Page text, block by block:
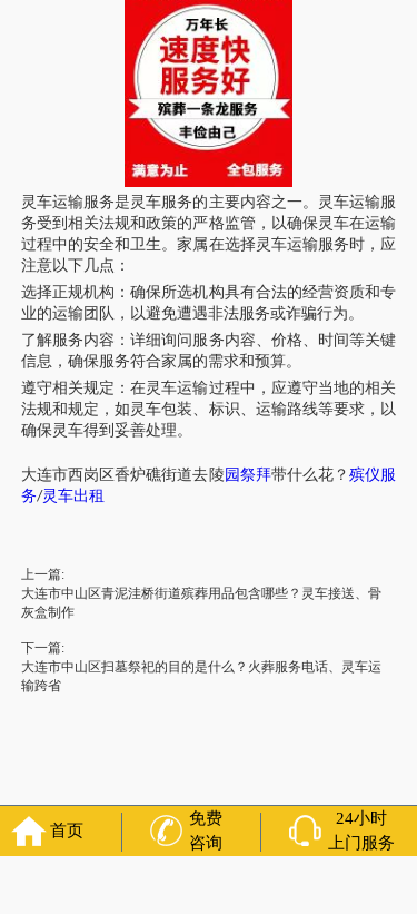
灵车运输服务是灵车服务的主要内容之一。 灵车运输服
务受到相关法规和政策的严格监管，以确保 灵车在运输
过程中的安全和卫生。家属在选择灵车运输服务时，应
注意以下几点：
选择正规机构：确保所选机构具有合法的经营资质和专
业的运输团队，以避免遭遇非法服务或诈骗行为。
了解服务内容：详细询问服务内容、价格、时间等关键
信息，确保服务符合家属的需求和预算。
遵守相关规定：在灵车运输过程中，应遵守当地的相关
法规和规定，如 灵车包装、标识、运输路线等要求，以
确保 灵车得到妥善处理。
大连市西岗区香炉礁街道去陵园祭拜带什么花 ？殡仪服
务/灵车出租
上一篇:
大连市中山区青泥洼桥街道殡葬用品包含哪些？灵车接送、骨
灰盒制作
下一篇:
大连市中山区扫墓祭祀的目的是什么？火葬服务电话、灵车运
输跨省
友情链接： 殡葬服务 苏州丧葬公司 石家庄殡葬一条龙长沙殡
首页
免费
咨询
24小时
上门服务